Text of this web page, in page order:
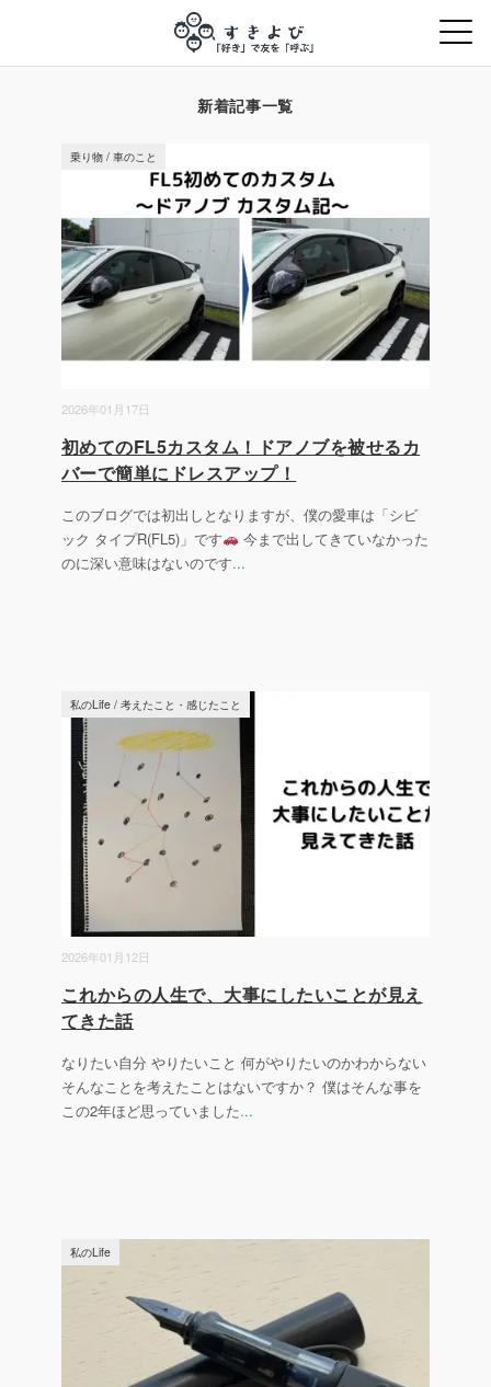
新着記事一覧
2026年01月17日
乗り物 / 車のこと
初めてのFL5カスタム！ドアノブを被せるカ
バーで簡単にドレスアップ！
このブログでは初出しとなりますが、僕の愛車は「シビ
ック タイプR(FL5)」です
今まで出してきていなかった
のに深い意味はないのです...
2026年01月12日
私のLife / 考えたこと・感じたこと
これからの人生で、大事にしたいことが見え
てきた話
なりたい自分 やりたいこと 何がやりたいのかわからない
そんなことを考えたことはないですか？ 僕はそんな事を
この2年ほど思っていました...
私のLife